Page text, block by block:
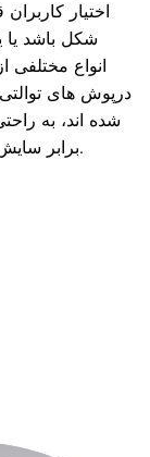
اختیار
شکل باشد یا
انواع مختلفی
درپوش های
شده اند، به
برابر سایش و پارگی استفاده طولانی مدت مقاومت کنند.